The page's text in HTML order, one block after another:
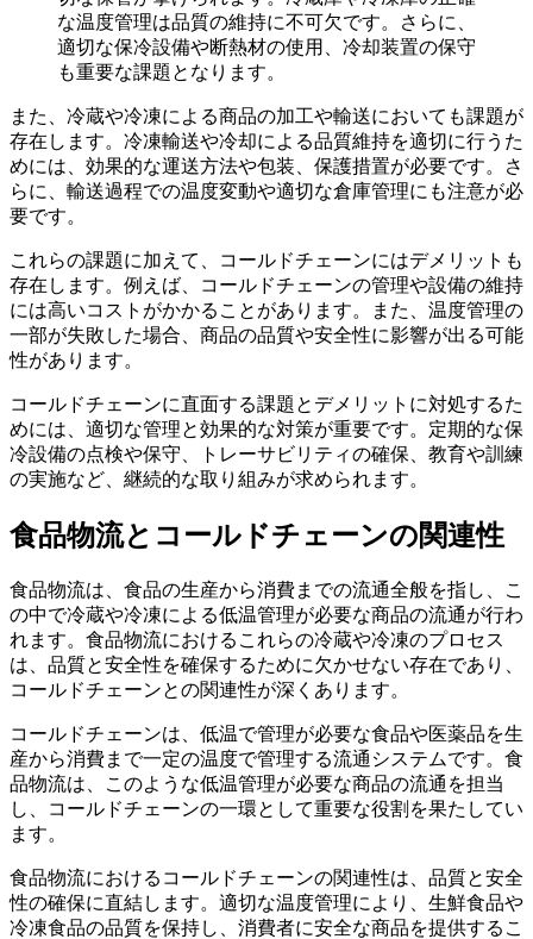
な温度管理は品質の維持に不可欠です。さらに、
適切な保冷設備や断熱材の使用、冷却装置の保守
も重要な課題となります。
また、冷蔵や冷凍による商品の加工や輸送においても課題が
存在します。冷凍輸送や冷却による品質維持を適切に行うた
めには、効果的な運送方法や包装、保護措置が必要です。さ
らに、輸送過程での温度変動や適切な倉庫管理にも注意が必
要です。
これらの課題に加えて、コールドチェーンにはデメリットも
存在します。例えば、コールドチェーンの管理や設備の維持
には高いコストがかかることがあります。また、温度管理の
一部が失敗した場合、商品の品質や安全性に影響が出る可能
性があります。
コールドチェーンに直面する課題とデメリットに対処するた
めには、適切な管理と効果的な対策が重要です。定期的な保
冷設備の点検や保守、トレーサビリティの確保、教育や訓練
の実施など、継続的な取り組みが求められます。
食品物流とコールドチェーンの関連性
食品物流は、食品の生産から消費までの流通全般を指し、こ
の中で冷蔵や冷凍による低温管理が必要な商品の流通が行わ
れます。食品物流におけるこれらの冷蔵や冷凍のプロセス
は、品質と安全性を確保するために欠かせない存在であり、
コールドチェーンとの関連性が深くあります。
コールドチェーンは、低温で管理が必要な食品や医薬品を生
産から消費まで一定の温度で管理する流通システムです。食
品物流は、このような低温管理が必要な商品の流通を担当
し、コールドチェーンの一環として重要な役割を果たしてい
ます。
食品物流におけるコールドチェーンの関連性は、品質と安全
性の確保に直結します。適切な温度管理により、生鮮食品や
冷凍食品の品質を保持し、消費者に安全な商品を提供するこ